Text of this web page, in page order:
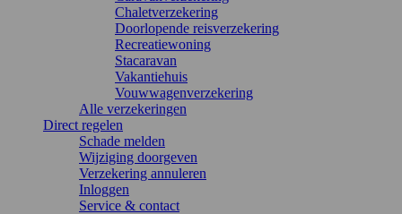
Chaletverzekering
Doorlopende reisverzekering
Recreatiewoning
Stacaravan
Vakantiehuis
Vouwwagenverzekering
Alle verzekeringen
Direct regelen
Schade melden
Wijziging doorgeven
Verzekering annuleren
Inloggen
Service & contact